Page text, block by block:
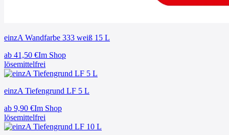
einzA Wandfarbe 333 weiß 15 L
ab 41,50 €Im Shop
lösemittelfrei
einzA Tiefengrund LF 5 L
ab 9,90 €Im Shop
lösemittelfrei